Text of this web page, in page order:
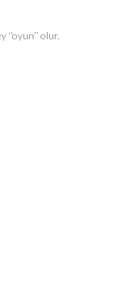
olur.